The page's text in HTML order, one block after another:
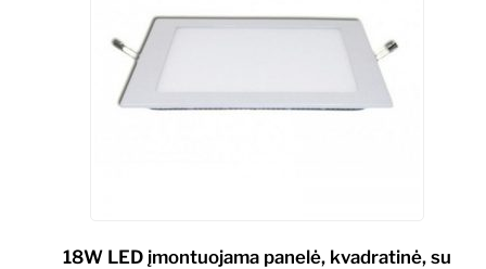
18W LED įmontuojama panelė, kvadratinė, su